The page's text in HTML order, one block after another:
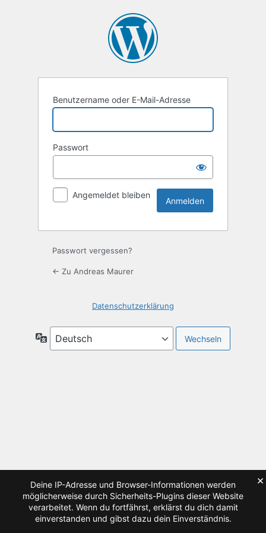
Benutzername oder E-Mail-Adresse
Passwort
Angemeldet bleiben
Passwort vergessen?
← Zu Andreas Maurer
Datenschutzerklärung
Sprache
Deine IP-Adresse und Browser-Informationen werden
möglicherweise durch Sicherheits-Plugins dieser Website
verarbeitet. Wenn du fortfährst, erklärst du dich damit
einverstanden und gibst dazu dein Einverständnis.
×